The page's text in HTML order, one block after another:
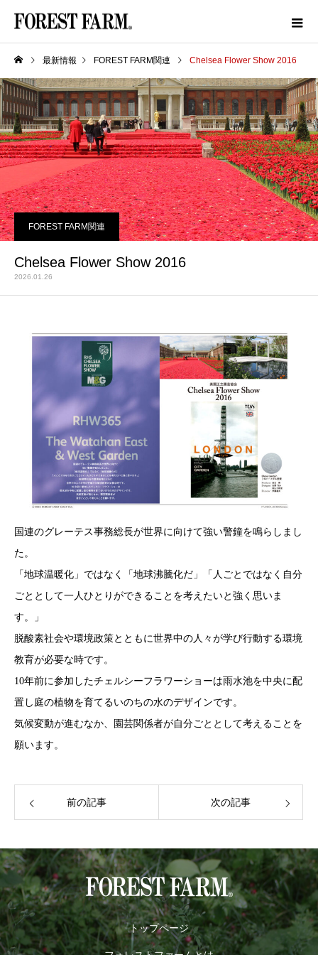
最新情報 FOREST FARM関連 Chelsea Flower Show 2016
FOREST FARM関連
Chelsea Flower Show 2016
2026.01.26
国連のグレーテス事務総長が世界に向けて強い警鐘を鳴らしまし
た。
「地球温暖化」ではなく「地球沸騰化だ」「人ごとではなく自分
ごととして一人ひとりができることを考えたいと強く思いま
す。」
脱酸素社会や環境政策とともに世界中の人々が学び行動する環境
教育が必要な時です。
10年前に参加したチェルシーフラワーショーは雨水池を中央に配
置し庭の植物を育てるいのちの水のデザインです。
気候変動が進むなか、園芸関係者が自分ごととして考えることを
願います。
前の記事 次の記事
トップページ